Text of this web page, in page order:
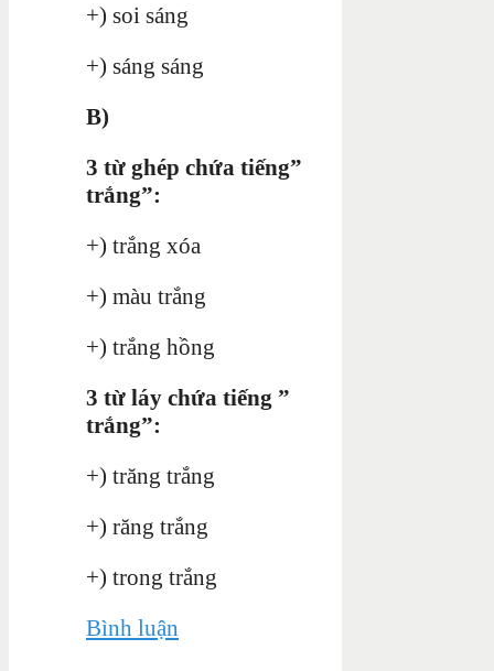
+) soi sáng
+) sáng sáng
B)
3 từ ghép chứa tiếng”
trắng”:
+) trắng xóa
+) màu trắng
+) trắng hồng
3 từ láy chứa tiếng ”
trắng”:
+) trăng trắng
+) răng trắng
+) trong trắng
Bình luận